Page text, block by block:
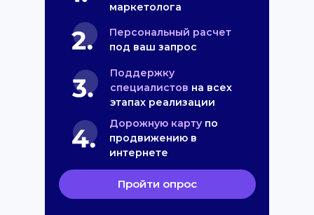
маркетолога
Персональный расчет
под ваш запрос
Поддержку
специалистов на всех
этапах реализации
Дорожную карту по
продвижению в
интернете
Пройти опрос